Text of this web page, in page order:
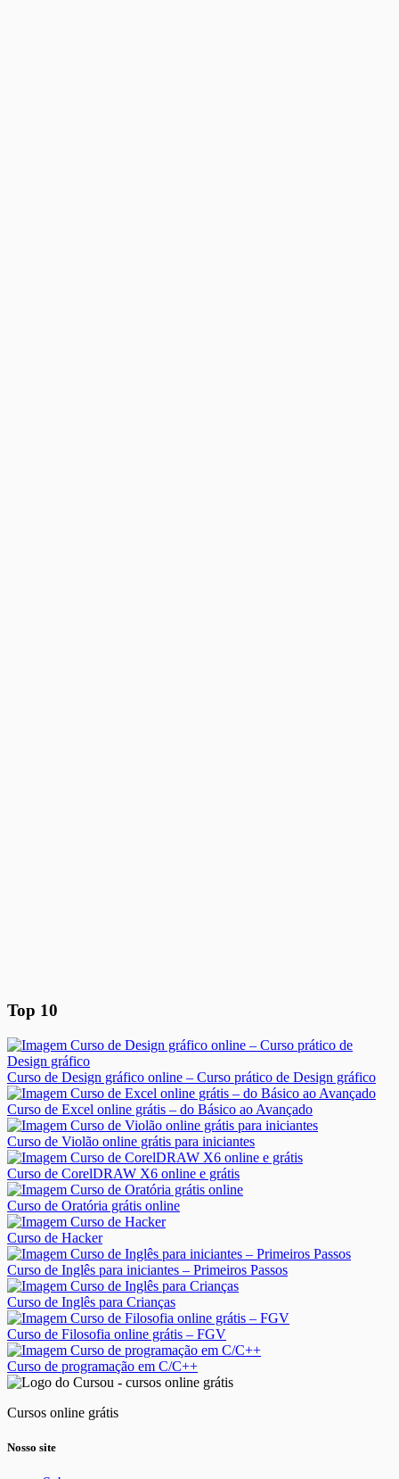
Top 10
Curso de Design gráfico online – Curso prático de Design gráfico
Curso de Excel online grátis – do Básico ao Avançado
Curso de Violão online grátis para iniciantes
Curso de CorelDRAW X6 online e grátis
Curso de Oratória grátis online
Curso de Hacker
Curso de Inglês para iniciantes – Primeiros Passos
Curso de Inglês para Crianças
Curso de Filosofia online grátis – FGV
Curso de programação em C/C++
Cursos online grátis
Nosso site